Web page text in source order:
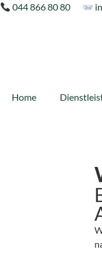
044 866 80 80
Home